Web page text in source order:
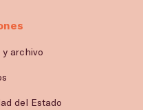
y archivo
del Estado